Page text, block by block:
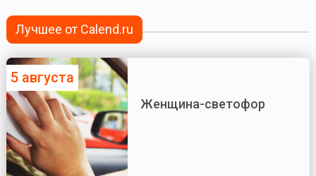
Лучшее от Calend.ru
5 августа
Женщина-светофор